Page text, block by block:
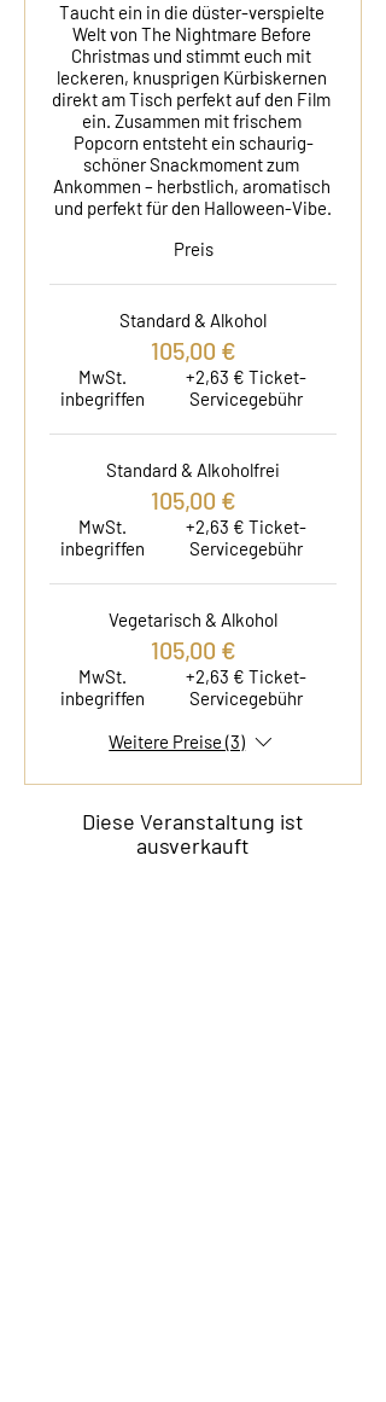
Taucht ein in die düster-verspielte
Welt von The Nightmare Before
Christmas und stimmt euch mit
leckeren, knusprigen Kürbiskernen
direkt am Tisch perfekt auf den Film
ein. Zusammen mit frischem
Popcorn entsteht ein schaurig-
schöner Snackmoment zum
Ankommen – herbstlich, aromatisch
und perfekt für den Halloween-Vibe.
Preis
Standard & Alkohol
105,00 €
MwSt.
inbegriffen
+2,63 € Ticket-
Servicegebühr
Standard & Alkoholfrei
105,00 €
MwSt.
inbegriffen
+2,63 € Ticket-
Servicegebühr
Vegetarisch & Alkohol
105,00 €
MwSt.
inbegriffen
+2,63 € Ticket-
Servicegebühr
Weitere Preise (3)
Diese Veranstaltung ist
ausverkauft